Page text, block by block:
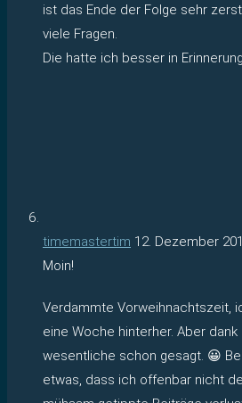
ist das Ende der Folge sehr
viele Fragen.
Die hatte ich besser in
timemastertim 12. Dezember
Moin!
Verdammte Vorweihnachtszeit,
eine Woche hinterher. Aber
wesentliche schon gesagt. 😀
etwas, dass ich offenbar nicht